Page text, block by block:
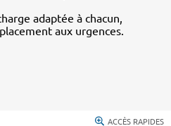
adaptée à chacun,
aux urgences.
ACCÈS RAPIDES